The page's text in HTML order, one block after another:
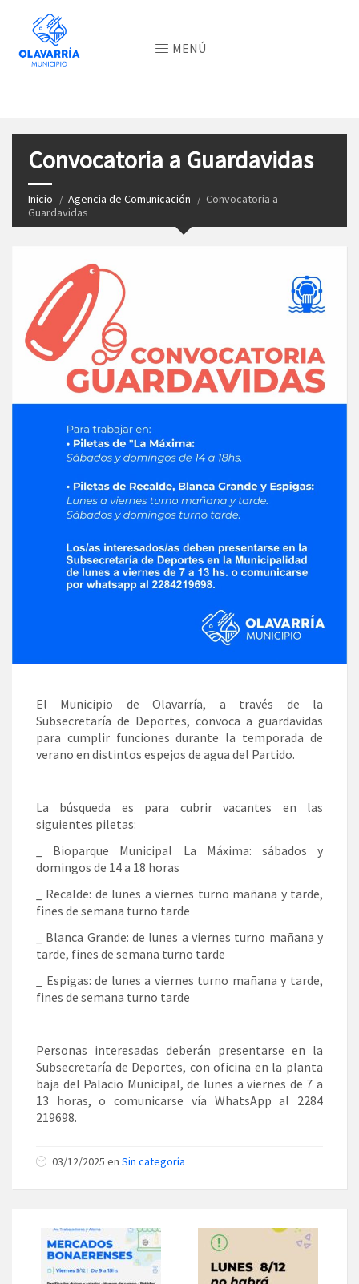
MENÚ
Convocatoria a Guardavidas
Inicio Agencia de Comunicación
Convocatoria a
Guardavidas
El Municipio de Olavarría, a través de la
Subsecretaría de Deportes, convoca a guardavidas
para cumplir funciones durante la temporada de
verano en distintos espejos de agua del Partido.
La búsqueda es para cubrir vacantes en las
siguientes piletas:
_ Bioparque Municipal La Máxima: sábados y
domingos de 14 a 18 horas
_ Recalde: de lunes a viernes turno mañana y tarde,
fines de semana turno tarde
_ Blanca Grande: de lunes a viernes turno mañana y
tarde, fines de semana turno tarde
_ Espigas: de lunes a viernes turno mañana y tarde,
fines de semana turno tarde
Personas interesadas deberán presentarse en la
Subsecretaría de Deportes, con oficina en la planta
baja del Palacio Municipal, de lunes a viernes de 7 a
13 horas, o comunicarse vía WhatsApp al 2284
219698.
03/12/2025 en Sin categoría